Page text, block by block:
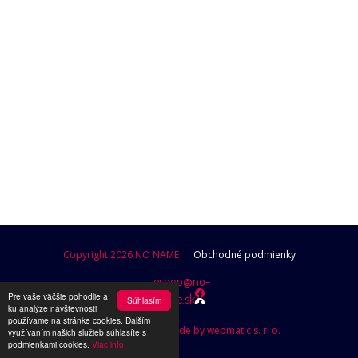
Súhlasím
Pre vaše väčšie pohodlie a
ku analýze návštevnosti
používame na stránke cookies. Ďalším
využívaním našich služieb súhlasíte s
podmienkami cookies. Viac info.
Copyright 2026 NO NAME Obchodné podmienky
eshop@no-
name.sk
Design by Brutusik, Code by webmatic s. r. o.